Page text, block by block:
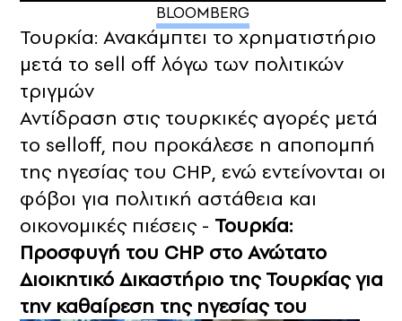
BLOOMBERG
Τουρκία: Ανακάμπτει το χρηματιστήριο
μετά το sell off λόγω των πολιτικών
τριγμών
Αντίδραση στις τουρκικές αγορές μετά
το selloff, που προκάλεσε η αποπομπή
της ηγεσίας του CHP, ενώ εντείνονται οι
φόβοι για πολιτική αστάθεια και
οικονομικές πιέσεις - Τουρκία:
Προσφυγή του CHP στο Ανώτατο
Διοικητικό Δικαστήριο της Τουρκίας για
την καθαίρεση της ηγεσίας του